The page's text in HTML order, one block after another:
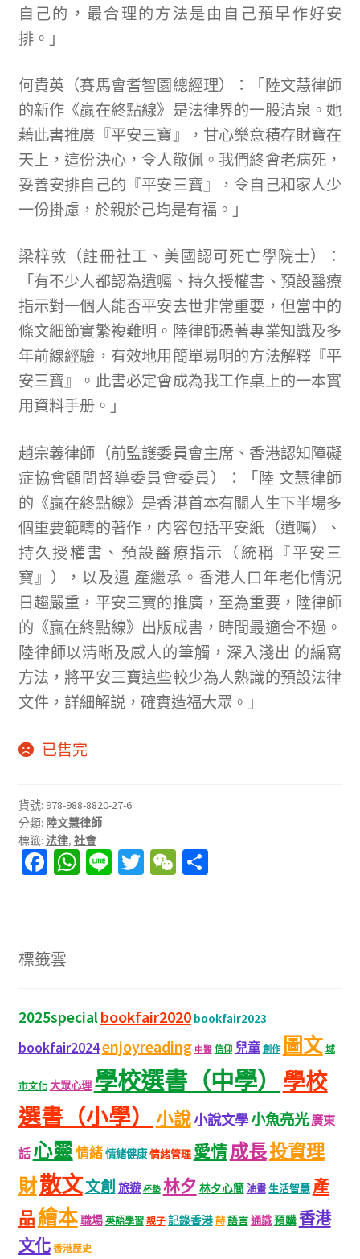
自己的，最合理的方法是由自己預早作好安
排。」
何貴英（賽馬會耆智園總經理）：「陸文慧律師
的新作《贏在終點線》是法律界的一股清泉。她
藉此書推廣『平安三寶』，甘心樂意積存財寶在
天上，這份決心，令人敬佩。我們終會老病死，
妥善安排自己的『平安三寶』，令自己和家人少
一份掛慮，於親於己均是有福。」
梁梓敦（註冊社工、美國認可死亡學院士）：
「有不少人都認為遺囑、持久授權書、預設醫療
指示對一個人能否平安去世非常重要，但當中的
條文細節實繁複難明。陸律師憑著專業知識及多
年前線經驗，有效地用簡單易明的方法解釋『平
安三寶』。此書必定會成為我工作桌上的一本實
用資料手册。」
趙宗義律師（前監護委員會主席、香港認知障礙
症協會顧問督導委員會委員）：「陸 文慧律師
的《贏在終點線》是香港首本有關人生下半場多
個重要範疇的著作，内容包括平安紙（遺囑）、
持久授權書、預設醫療指示（統稱『平安三
寶』），以及遺 產繼承。香港人口年老化情況
日趨嚴重，平安三寶的推廣，至為重要，陸律師
的《贏在終點線》出版成書，時間最適合不過。
陸律師以清晰及感人的筆觸，深入淺出 的編寫
方法，將平安三寶這些較少為人熟識的預設法律
文件，詳細解説，確實造福大眾。」
已售完
貨號: 978-988-8820-27-6
分類: 陸文慧律師
標籤: 法律, 社會
Fa
o
W Li T W 分
標籤雲
2025specialbookfair2020 bookfair2023
bookfair2024enjoyreading 中醫 信仰 兒童 創作 圖文 城
市文化 大眾心理 學校選書（中學）
學校
選書（小學）
小說小說文學小魚亮光廣東
話 心靈情緒情緒健康情緒管理 愛情成長投資理
財散文文創 旅遊 杯墊 林夕 林夕心簡 油畫 生活智慧產
品繪本職場 英語學習 親子 記錄香港 詩 語言通識預購香港
文化 香港歷史